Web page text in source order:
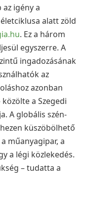
igény a
alatt zöld
. Ez a három
egyszerre. A
ingadozásának
az
azonban
a Szegedi
A globális szén-
küszöbölhető
műanyagipar, a
a légi közlekedés.
– tudatta a